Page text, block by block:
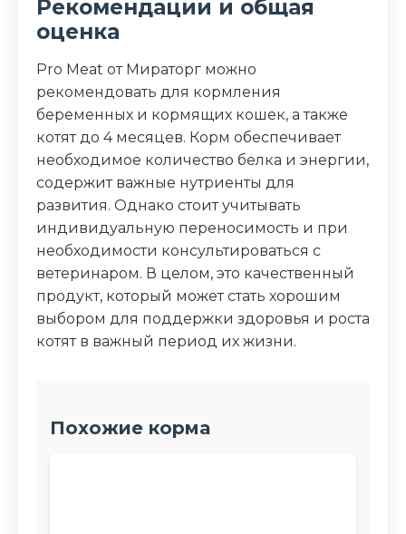
Рекомендации и общая
оценка
Pro Meat от Мираторг можно
рекомендовать для кормления
беременных и кормящих кошек, а также
котят до 4 месяцев. Корм обеспечивает
необходимое количество белка и энергии,
содержит важные нутриенты для
развития. Однако стоит учитывать
индивидуальную переносимость и при
необходимости консультироваться с
ветеринаром. В целом, это качественный
продукт, который может стать хорошим
выбором для поддержки здоровья и роста
котят в важный период их жизни.
Похожие корма